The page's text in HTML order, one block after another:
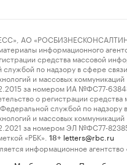
АО
информационного
средства массовой
по надзору в сфере связи,
и массовых коммуникаций
за номером ИА №ФС77-
о регистрации средства
службой по надзору
и массовых коммуникаций
за номером ЭЛ №ФС77-
«РБК».
18+ letters@rbc.ru
информационное агентство